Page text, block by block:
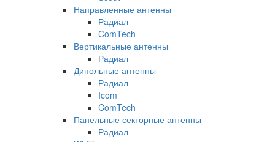
Направленные антенны
Радиал
ComTech
Вертикальные антенны
Радиал
Дипольные антенны
Радиал
Icom
ComTech
Панельные секторные антенны
Радиал